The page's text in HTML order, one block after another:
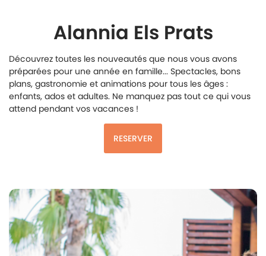
Alannia Els Prats
Découvrez toutes les nouveautés que nous vous avons
préparées pour une année en famille... Spectacles, bons
plans, gastronomie et animations pour tous les âges :
enfants, ados et adultes. Ne manquez pas tout ce qui vous
attend pendant vos vacances !
RESERVER